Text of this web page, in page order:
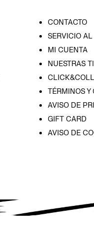
CONTACTO
SERVICIO
MI CUENTA
NUESTRAS
TÉRMINOS Y
AVISO DE
GIFT CARD
AVISO DE